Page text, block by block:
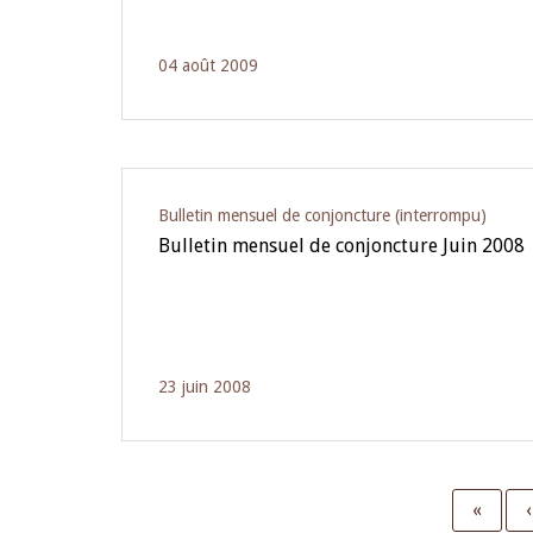
04 août 2009
Bulletin mensuel de conjoncture (interrompu)
Bulletin mensuel de conjoncture Juin 2008
23 juin 2008
First
« ‹